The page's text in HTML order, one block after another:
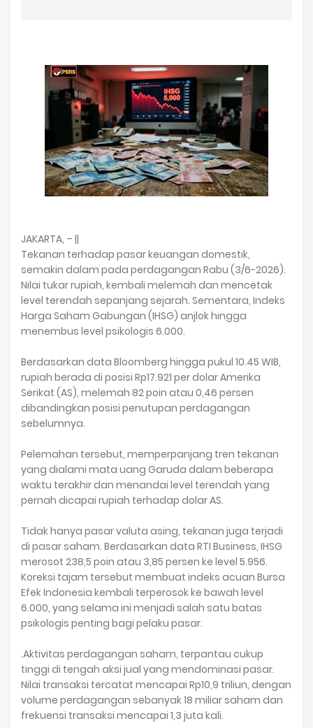
JAKARTA, – ||
Tekanan terhadap pasar keuangan domestik,
semakin dalam pada perdagangan Rabu (3/6-2026).
Nilai tukar rupiah, kembali melemah dan mencetak
level terendah sepanjang sejarah. Sementara, Indeks
Harga Saham Gabungan (IHSG) anjlok hingga
menembus level psikologis 6.000.
Berdasarkan data Bloomberg hingga pukul 10.45 WIB,
rupiah berada di posisi Rp17.921 per dolar Amerika
Serikat (AS), melemah 82 poin atau 0,46 persen
dibandingkan posisi penutupan perdagangan
sebelumnya.
Pelemahan tersebut, memperpanjang tren tekanan
yang dialami mata uang Garuda dalam beberapa
waktu terakhir dan menandai level terendah yang
pernah dicapai rupiah terhadap dolar AS.
Tidak hanya pasar valuta asing, tekanan juga terjadi
di pasar saham. Berdasarkan data RTI Business, IHSG
merosot 238,5 poin atau 3,85 persen ke level 5.956.
Koreksi tajam tersebut membuat indeks acuan Bursa
Efek Indonesia kembali terperosok ke bawah level
6.000, yang selama ini menjadi salah satu batas
psikologis penting bagi pelaku pasar.
.Aktivitas perdagangan saham, terpantau cukup
tinggi di tengah aksi jual yang mendominasi pasar.
Nilai transaksi tercatat mencapai Rp10,9 triliun, dengan
volume perdagangan sebanyak 18 miliar saham dan
frekuensi transaksi mencapai 1,3 juta kali.